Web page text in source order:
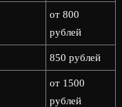
от 800
рублей
850 рублей
от 1500
рублей